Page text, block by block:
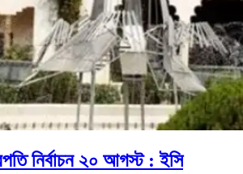
নির্বাচন ২০ আগস্ট : ইসি